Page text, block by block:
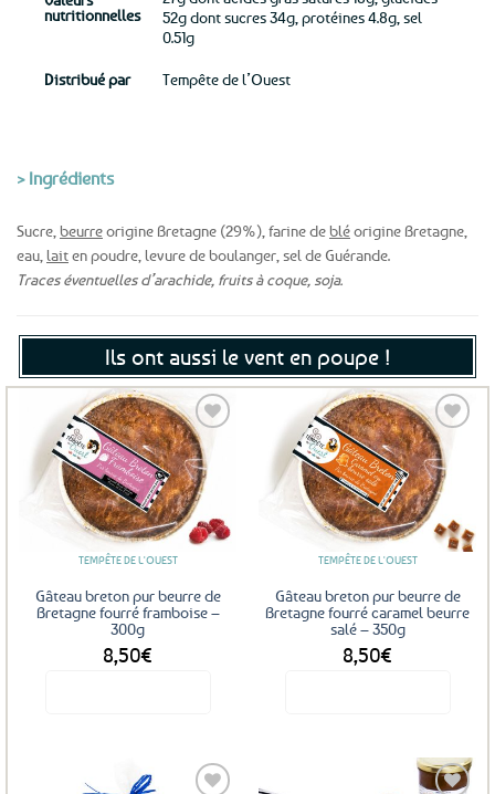
nutritionnelles
52g dont sucres 34g, protéines 4.8g, sel
0.51g
Distribué par Tempête de l’Ouest
> Ingrédients
Sucre, beurreorigine Bretagne (29%), farine debléorigine Bretagne,
eau, laiten poudre, levure de boulanger, sel de Guérande.
Traces éventuelles d’arachide, fruits à coque, soja.
Ils ont aussi le vent en poupe !
Ajouter
aux
favoris
TEMPÊTE DE L'OUEST
Gâteau breton pur beurre de
Bretagne fourré framboise –
300g
8,50€
Ajouter
aux
favoris
TEMPÊTE DE L'OUEST
Gâteau breton pur beurre de
Bretagne fourré caramel beurre
salé – 350g
8,50€